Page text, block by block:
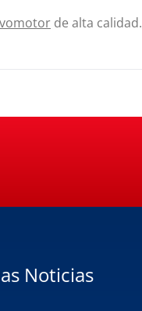
de alta calidad.
Noticias